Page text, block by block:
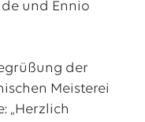
und Ennio
der
Meisterei
„Herzlich